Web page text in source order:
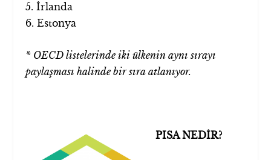
5. İrlanda
6. Estonya
* OECD listelerinde iki ülkenin aynı sırayı
paylaşması halinde bir sıra atlanıyor.
PISA NEDİR?